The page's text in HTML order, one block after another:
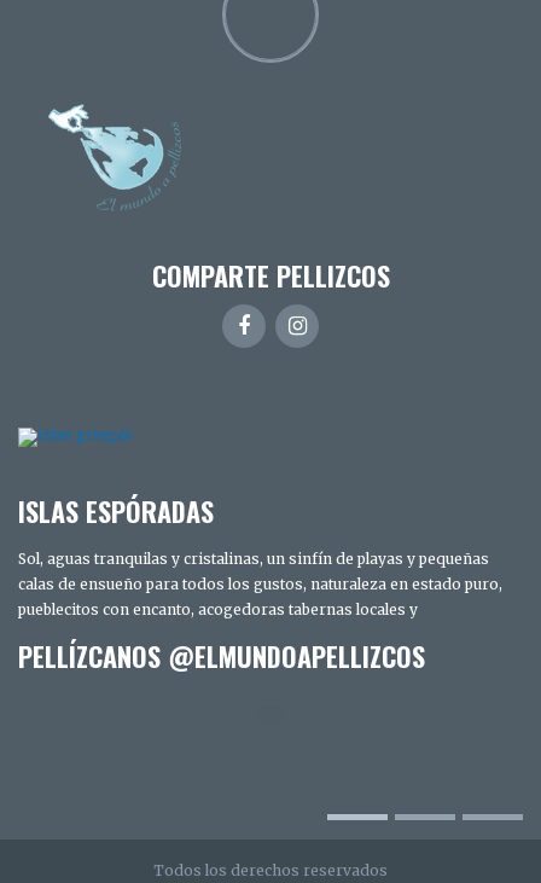
COMPARTE PELLIZCOS
ISLAS ESPÓRADAS
Sol, aguas tranquilas y cristalinas, un sinfín de playas y pequeñas
calas de ensueño para todos los gustos, naturaleza en estado puro,
pueblecitos con encanto, acogedoras tabernas locales y
MEJOR GUARDADOS DE LA CIUDAD
PELLÍZCANOS @ELMUNDOAPELLIZCOS
Todos los derechos reservados